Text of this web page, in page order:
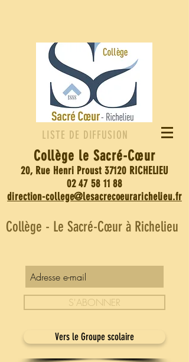
LISTE DE DIFFUSION
Collège le Sacré-Cœur
20, Rue Henri Proust 37120 RICHELIEU
02 47 58 11 88
direction-college@lesacrecoeurarichelieu.fr
Collège - Le Sacré-Cœur à Richelieu
S'ABONNER
Vers le Groupe scolaire